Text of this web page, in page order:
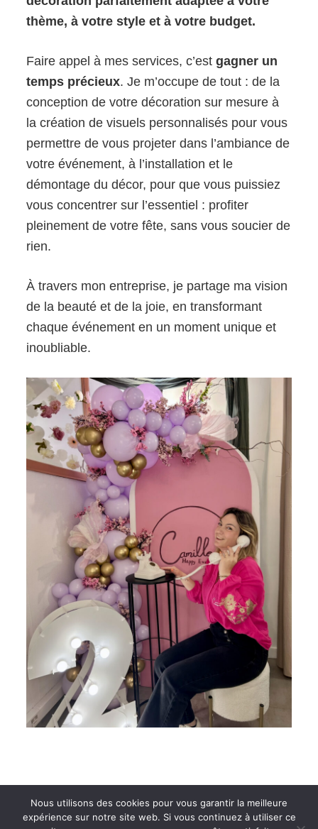
thème, à votre style et à votre budget.
Faire appel à mes services, c’estgagner un
temps précieux. Je m’occupe de tout : de la
conception de votre décoration sur mesure à
la création de visuels personnalisés pour vous
permettre de vous projeter dans l’ambiance de
votre événement, à l’installation et le
démontage du décor, pour que vous puissiez
vous concentrer sur l’essentiel : profiter
pleinement de votre fête, sans vous soucier de
rien.
À travers mon entreprise, je partage ma vision
de la beauté et de la joie, en transformant
chaque événement en un moment unique et
inoubliable.
Camille Happy Event 07 50 22 75 88
Nous utilisons des cookies pour vous garantir la meilleure
expérience sur notre site web. Si vous continuez à utiliser ce